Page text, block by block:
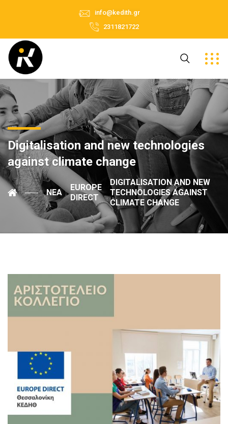
info@kedith.gr
2311821722
Digitalisation and new technologies
against climate change
ΝΈΑ
EUROPE
DIRECT
DIGITALISATION AND NEW
TECHNOLOGIES AGAINST
CLIMATE CHANGE